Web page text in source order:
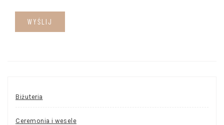
Biżuteria
Ceremonia i wesele